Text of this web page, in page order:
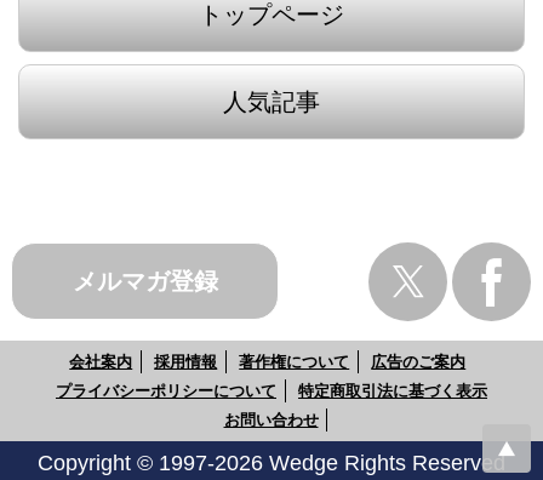
トップページ
人気記事
メルマガ登録
会社案内 採用情報 著作権について
広告のご案内
プライバシーポリシーについて
特定商取引法に基づく表示
お問い合わせ
Copyright © 1997-2026 Wedge Rights Reserved